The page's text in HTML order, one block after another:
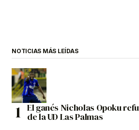
NOTICIAS MÁS LEÍDAS
El ganés Nicholas Opoku
de la UD Las Palmas